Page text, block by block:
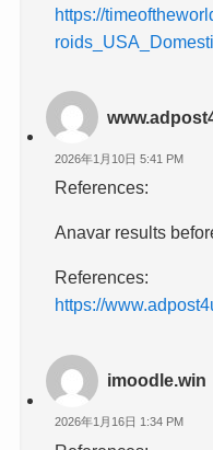
https://
2026年1月10日 5:41 PM
References:
Anavar results
References:
https://
imoodle.win
2026年1月16日 1:34 PM